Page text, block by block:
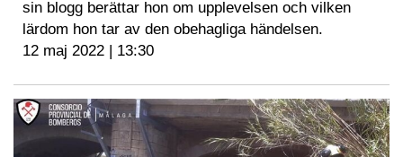
sin blogg berättar hon om upplevelsen och vilken
lärdom hon tar av den obehagliga händelsen.
12 maj 2022 | 13:30